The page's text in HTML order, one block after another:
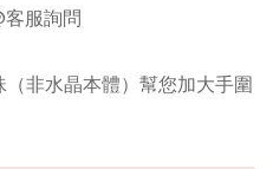
服詢問
非水晶本體）幫您加大手圍